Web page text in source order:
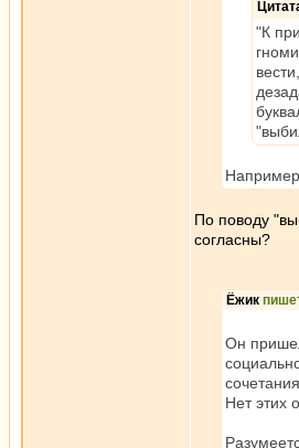
"К
По поводу
согласны?
Ёжик
Он
Нет этих